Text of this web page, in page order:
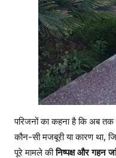
परिजनों का कहना है कि अब तक
कौन-सी मजबूरी या कारण था,
पूरे मामले कीनिष्पक्ष और गहन